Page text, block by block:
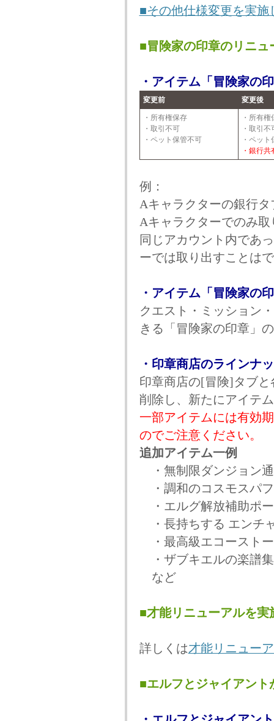
■その他仕様変更を実施
■冒険家の印章のリニ
・アイテム「冒険家の
変更前 変更後
・所有権保存
・取引不可
・ペット保管不可
・所有権
・取引不
・ペッ
・銀行共
例：
Aキャラクターの銀行
Aキャラクターでのみ
同じアカウント内であ
ーでは取り出すことは
・アイテム「冒険家の
クエスト・ミッション
きる「冒険家の印章」
・印章商店のラインナ
印章商店の[冒険]タブ
削除し、新たにアイテ
一部アイテムには有効
のでご注意ください。
追加アイテム一例
・無制限ダンジョン
・調和のコスモスパ
・エルグ解放補助ポ
・長持ちする エンチ
・最高級エコースト
・ザブキエルの楽譜集
など
■才能リニューアルを実
詳しくは才能リニュー
■エルフとジャイアン